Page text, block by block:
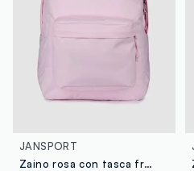
JANSPORT
Zaino rosa con tasca frontale